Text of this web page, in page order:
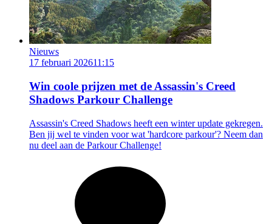
Nieuws
17 februari 202611:15
Win coole prijzen met de Assassin's Creed
Shadows Parkour Challenge
Assassin's Creed Shadows heeft een winter update gekregen.
Ben jij wel te vinden voor wat 'hardcore parkour'? Neem dan
nu deel aan de Parkour Challenge!